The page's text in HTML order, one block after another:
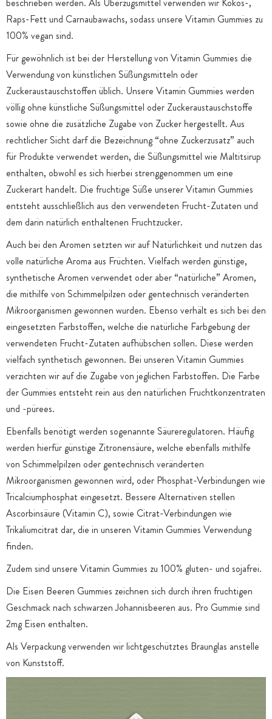
Raps-Fett und Carnaubawachs, sodass unsere Vitamin Gummies zu
100% vegan sind.
Für gewöhnlich ist bei der Herstellung von Vitamin Gummies die
Verwendung von künstlichen Süßungsmitteln oder
Zuckeraustauschstoffen üblich. Unsere Vitamin Gummies werden
völlig ohne künstliche Süßungsmittel oder Zuckeraustauschstoffe
sowie ohne die zusätzliche Zugabe von Zucker hergestellt. Aus
rechtlicher Sicht darf die Bezeichnung “ohne Zuckerzusatz” auch
für Produkte verwendet werden, die Süßungsmittel wie Maltitsirup
enthalten, obwohl es sich hierbei strenggenommen um eine
Zuckerart handelt. Die fruchtige Süße unserer Vitamin Gummies
entsteht ausschließlich aus den verwendeten Frucht-Zutaten und
dem darin natürlich enthaltenen Fruchtzucker.
Auch bei den Aromen setzten wir auf Natürlichkeit und nutzen das
volle natürliche Aroma aus Früchten. Vielfach werden günstige,
synthetische Aromen verwendet oder aber “natürliche” Aromen,
die mithilfe von Schimmelpilzen oder gentechnisch veränderten
Mikroorganismen gewonnen wurden. Ebenso verhält es sich bei den
eingesetzten Farbstoffen, welche die natürliche Farbgebung der
verwendeten Frucht-Zutaten aufhübschen sollen. Diese werden
vielfach synthetisch gewonnen. Bei unseren Vitamin Gummies
verzichten wir auf die Zugabe von jeglichen Farbstoffen. Die Farbe
der Gummies entsteht rein aus den natürlichen Fruchtkonzentraten
und -pürees.
Ebenfalls benötigt werden sogenannte Säureregulatoren. Häufig
werden hierfür günstige Zitronensäure, welche ebenfalls mithilfe
von Schimmelpilzen oder gentechnisch veränderten
Mikroorganismen gewonnen wird, oder Phosphat-Verbindungen wie
Tricalciumphosphat eingesetzt. Bessere Alternativen stellen
Ascorbinsäure (Vitamin C), sowie Citrat-Verbindungen wie
Trikaliumcitrat dar, die in unseren Vitamin Gummies Verwendung
finden.
Zudem sind unsere Vitamin Gummies zu 100% gluten- und sojafrei.
Die Eisen Beeren Gummies zeichnen sich durch ihren fruchtigen
Geschmack nach schwarzen Johannisbeeren aus. Pro Gummie sind
2mg Eisen enthalten.
Als Verpackung verwenden wir lichtgeschütztes Braunglas anstelle
von Kunststoff.